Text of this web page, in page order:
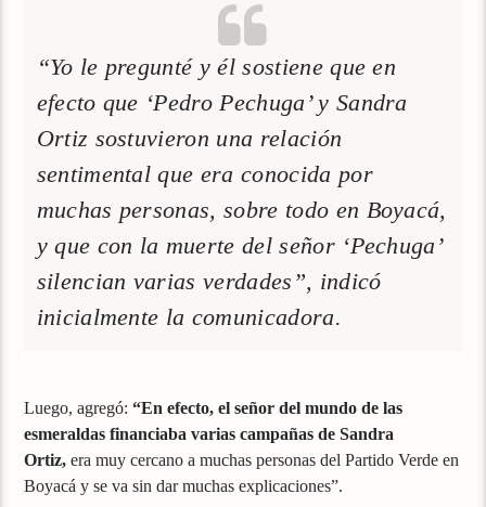
“Yo le pregunté y él sostiene que en
efecto que ‘Pedro Pechuga’ y Sandra
Ortiz sostuvieron una relación
sentimental que era conocida por
muchas personas, sobre todo en Boyacá,
y que con la muerte del señor ‘Pechuga’
silencian varias verdades”, indicó
inicialmente la comunicadora.
Luego, agregó:“En efecto, el señor del mundo de las
esmeraldas financiaba varias campañas de Sandra
Ortiz, era muy cercano a muchas personas del Partido Verde en
Boyacá y se va sin dar muchas explicaciones”.